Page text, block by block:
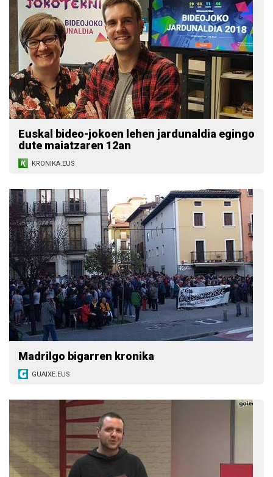
Euskal bideo-jokoen lehen jardunaldia egingo
dute maiatzaren 12an
KRONIKA.EUS
Madrilgo bigarren kronika
GUAIXE.EUS